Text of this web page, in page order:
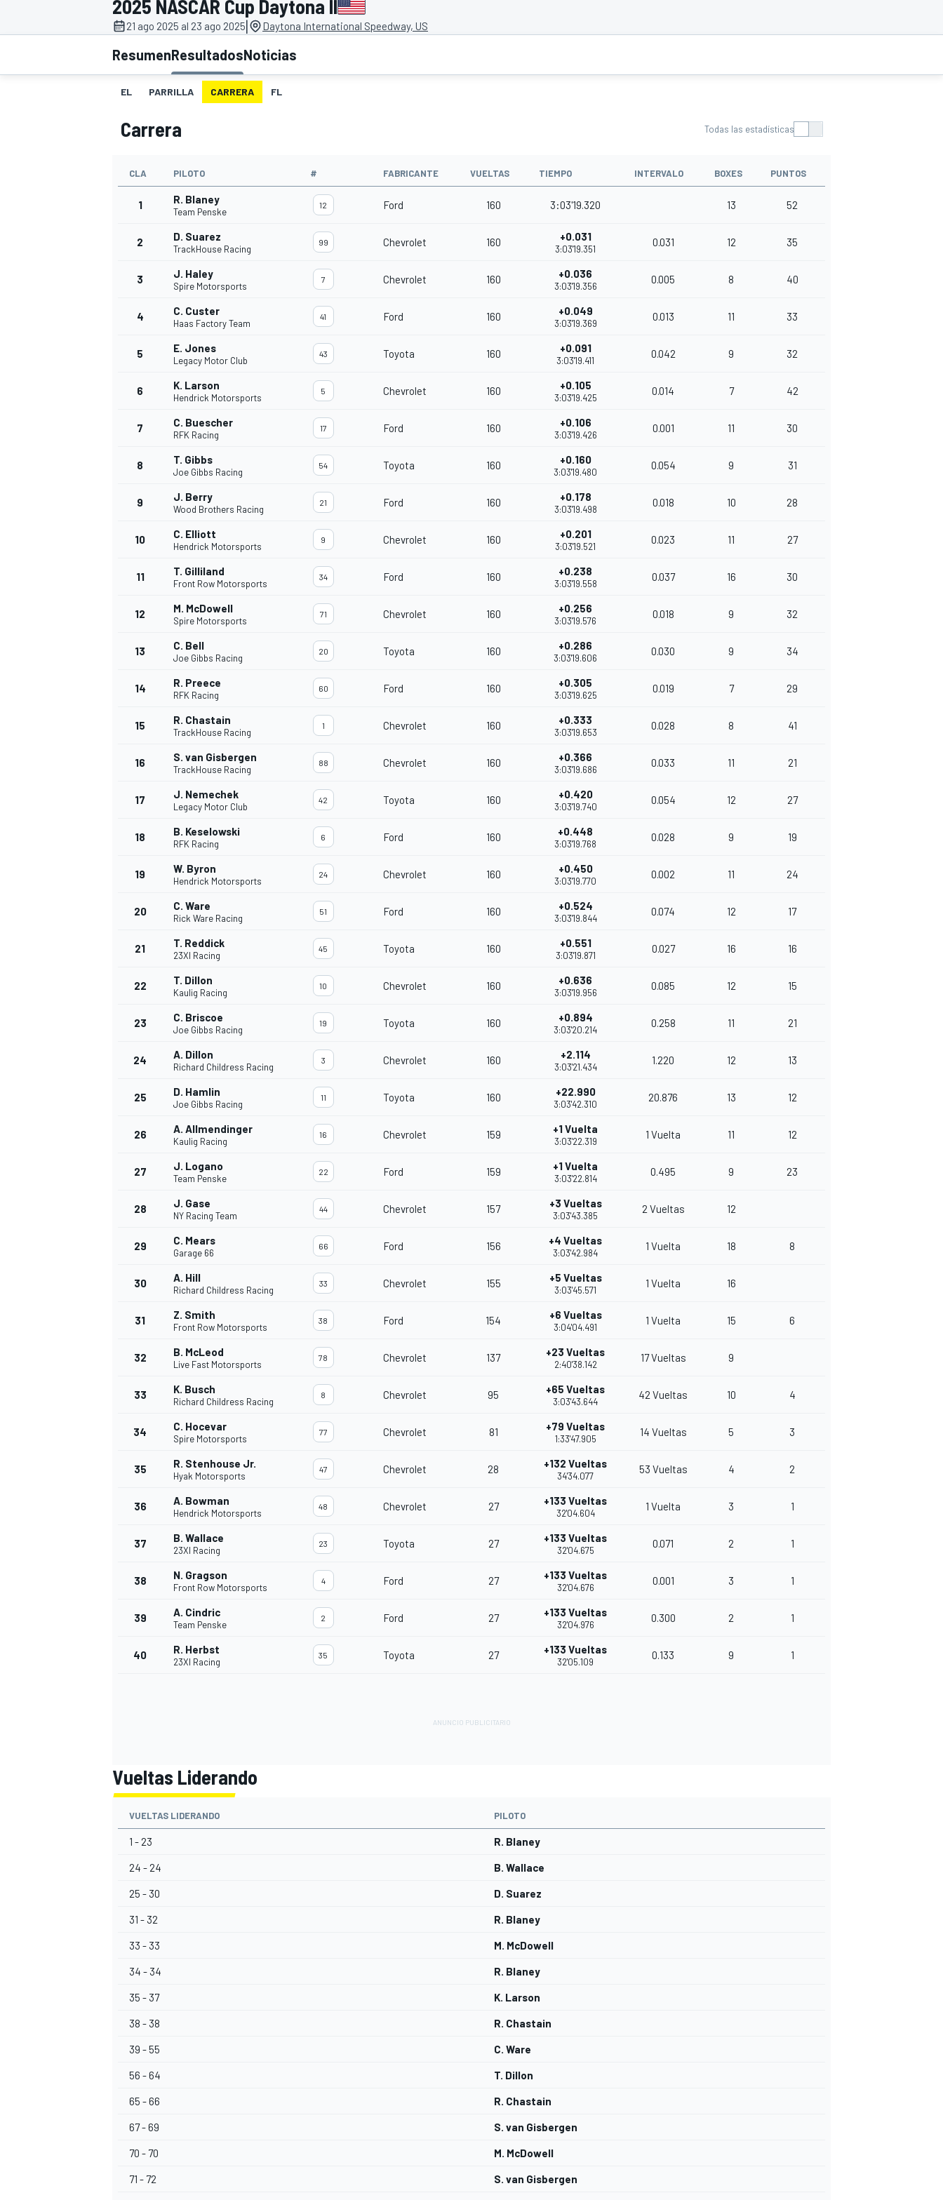
FÓRMULA E MOTO
2025 NASCAR Cup Daytona II
21 ago 2025 al 23 ago 2025| Daytona International Speedway, US
ResumenResultadosNoticias
EL PARRILLA CARRERA FL
Carrera Todas las estadísticas
CLA PILOTO # FABRICANTE VUELTAS TIEMPO INTERVALO BOXES PUNTOS
1 R. Blaney
Team Penske
12 Ford 160 3:03'19.320 13 52
2 D. Suarez
TrackHouse Racing
99 Chevrolet 160 +0.031
3:03'19.351
0.031 12 35
3 J. Haley
Spire Motorsports
7 Chevrolet 160 +0.036
3:03'19.356
0.005 8 40
4 C. Custer
Haas Factory Team
41 Ford 160 +0.049
3:03'19.369
0.013 11 33
5 E. Jones
Legacy Motor Club
43 Toyota 160 +0.091
3:03'19.411
0.042 9 32
6 K. Larson
Hendrick Motorsports
5 Chevrolet 160 +0.105
3:03'19.425
0.014 7 42
7 C. Buescher
RFK Racing
17 Ford 160 +0.106
3:03'19.426
0.001 11 30
8 T. Gibbs
Joe Gibbs Racing
54 Toyota 160 +0.160
3:03'19.480
0.054 9 31
9 J. Berry
Wood Brothers Racing
21 Ford 160 +0.178
3:03'19.498
0.018 10 28
10 C. Elliott
Hendrick Motorsports
9 Chevrolet 160 +0.201
3:03'19.521
0.023 11 27
11 T. Gilliland
Front Row Motorsports
34 Ford 160 +0.238
3:03'19.558
0.037 16 30
12 M. McDowell
Spire Motorsports
71 Chevrolet 160 +0.256
3:03'19.576
0.018 9 32
13 C. Bell
Joe Gibbs Racing
20 Toyota 160 +0.286
3:03'19.606
0.030 9 34
14 R. Preece
RFK Racing
60 Ford 160 +0.305
3:03'19.625
0.019 7 29
15 R. Chastain
TrackHouse Racing
1 Chevrolet 160 +0.333
3:03'19.653
0.028 8 41
16 S. van Gisbergen
TrackHouse Racing
88 Chevrolet 160 +0.366
3:03'19.686
0.033 11 21
17 J. Nemechek
Legacy Motor Club
42 Toyota 160 +0.420
3:03'19.740
0.054 12 27
18 B. Keselowski
RFK Racing
6 Ford 160 +0.448
3:03'19.768
0.028 9 19
19 W. Byron
Hendrick Motorsports
24 Chevrolet 160 +0.450
3:03'19.770
0.002 11 24
20 C. Ware
Rick Ware Racing
51 Ford 160 +0.524
3:03'19.844
0.074 12 17
21 T. Reddick
23XI Racing
45 Toyota 160 +0.551
3:03'19.871
0.027 16 16
22 T. Dillon
Kaulig Racing
10 Chevrolet 160 +0.636
3:03'19.956
0.085 12 15
23 C. Briscoe
Joe Gibbs Racing
19 Toyota 160 +0.894
3:03'20.214
0.258 11 21
24 A. Dillon
Richard Childress Racing
3 Chevrolet 160 +2.114
3:03'21.434
1.220 12 13
25 D. Hamlin
Joe Gibbs Racing
11 Toyota 160 +22.990
3:03'42.310
20.876 13 12
26 A. Allmendinger
Kaulig Racing
16 Chevrolet 159 +1 Vuelta
3:03'22.319
1 Vuelta 11 12
27 J. Logano
Team Penske
22 Ford 159 +1 Vuelta
3:03'22.814
0.495 9 23
28 J. Gase
NY Racing Team
44 Chevrolet 157 +3 Vueltas
3:03'43.385
2 Vueltas 12
29 C. Mears
Garage 66
66 Ford 156 +4 Vueltas
3:03'42.984
1 Vuelta 18 8
30 A. Hill
Richard Childress Racing
33 Chevrolet 155 +5 Vueltas
3:03'45.571
1 Vuelta 16
31 Z. Smith
Front Row Motorsports
38 Ford 154 +6 Vueltas
3:04'04.491
1 Vuelta 15 6
32 B. McLeod
Live Fast Motorsports
78 Chevrolet 137 +23 Vueltas
2:40'38.142
17 Vueltas 9
33 K. Busch
Richard Childress Racing
8 Chevrolet 95 +65 Vueltas
3:03'43.644
42 Vueltas 10 4
34 C. Hocevar
Spire Motorsports
77 Chevrolet 81 +79 Vueltas
1:33'47.905
14 Vueltas 5 3
35 R. Stenhouse Jr.
Hyak Motorsports
47 Chevrolet 28 +132 Vueltas
34'34.077
53 Vueltas 4 2
36 A. Bowman
Hendrick Motorsports
48 Chevrolet 27 +133 Vueltas
32'04.604
1 Vuelta 3 1
37 B. Wallace
23XI Racing
23 Toyota 27 +133 Vueltas
32'04.675
0.071 2 1
38 N. Gragson
Front Row Motorsports
4 Ford 27 +133 Vueltas
32'04.676
0.001 3 1
39 A. Cindric
Team Penske
2 Ford 27 +133 Vueltas
32'04.976
0.300 2 1
40 R. Herbst
23XI Racing
35 Toyota 27 +133 Vueltas
32'05.109
0.133 9 1
Vueltas Liderando
VUELTAS LIDERANDO PILOTO
1 - 23 R. Blaney
24 - 24 B. Wallace
25 - 30 D. Suarez
31 - 32 R. Blaney
33 - 33 M. McDowell
34 - 34 R. Blaney
35 - 37 K. Larson
38 - 38 R. Chastain
39 - 55 C. Ware
56 - 64 T. Dillon
65 - 66 R. Chastain
67 - 69 S. van Gisbergen
70 - 70 M. McDowell
71 - 72 S. van Gisbergen